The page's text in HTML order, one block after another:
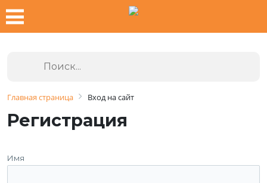
Главная страница Вход на сайт
Регистрация
Имя